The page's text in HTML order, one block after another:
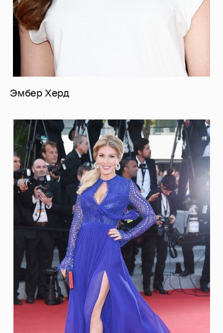
Эмбер Херд